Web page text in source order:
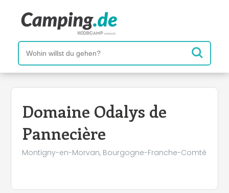
Domaine Odalys de
Pannecière
Montigny-en-Morvan, Bourgogne-Franche-Comté